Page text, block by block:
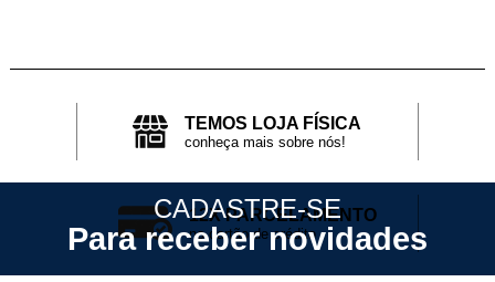
TEMOS LOJA FÍSICA
conheça mais sobre nós!
12X PARCELAMENTO
no cartão de crédito
CADASTRE-SE
Para receber novidades